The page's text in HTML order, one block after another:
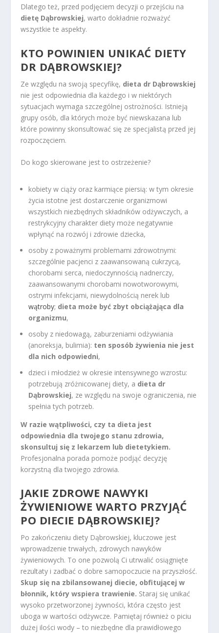
Dlatego też, przed podjęciem decyzji o przejściu na
dietę Dąbrowskiej, warto dokładnie rozważyć
wszystkie te aspekty.
KTO POWINIEN UNIKAĆ DIETY
DR DĄBROWSKIEJ?
Ze względu na swoją specyfikę, dieta dr Dąbrowskiej
nie jest odpowiednia dla każdego i w niektórych
sytuacjach wymaga szczególnej ostrożności. Istnieją
grupy osób, dla których może być niewskazana lub
które powinny skonsultować się ze specjalistą przed jej
rozpoczęciem.
Do kogo skierowane jest to ostrzeżenie?
kobiety w ciąży oraz karmiące piersią: w tym okresie
życia istotne jest dostarczenie organizmowi
wszystkich niezbędnych składników odżywczych, a
restrykcyjny charakter diety może negatywnie
wpłynąć na rozwój i zdrowie dziecka,
osoby z poważnymi problemami zdrowotnymi:
szczególnie pacjenci z zaawansowaną cukrzycą,
chorobami serca, niedoczynnością nadnerczy,
zaawansowanymi chorobami nowotworowymi,
ostrymi infekcjami, niewydolnością nerek lub
wątroby; dieta może być zbyt obciążająca dla
organizmu,
osoby z niedowagą, zaburzeniami odżywiania
(anoreksja, bulimia): ten sposób żywienia nie jest
dla nich odpowiedni,
dzieci i młodzież w okresie intensywnego wzrostu:
potrzebują zróżnicowanej diety, a dieta dr
Dąbrowskiej, ze względu na swoje ograniczenia, nie
spełnia tych potrzeb.
W razie wątpliwości, czy ta dieta jest
odpowiednia dla twojego stanu zdrowia,
skonsultuj się z lekarzem lub dietetykiem.
Profesjonalna porada pomoże podjąć decyzję
korzystną dla twojego zdrowia.
JAKIE ZDROWE NAWYKI
ŻYWIENIOWE WARTO PRZYJĄĆ
PO DIECIE DĄBROWSKIEJ?
Po zakończeniu diety Dąbrowskiej, kluczowe jest
wprowadzenie trwałych, zdrowych nawyków
żywieniowych. To one pozwolą Ci utrwalić osiągnięte
rezultaty i zadbać o dobre samopoczucie na przyszłość.
Skup się na zbilansowanej diecie, obfitującej w
błonnik, który wspiera trawienie. Staraj się unikać
wysoko przetworzonej żywności, która często jest
uboga w wartości odżywcze. Pamiętaj również o piciu
dużej ilości wody – to niezbędne dla prawidłowego